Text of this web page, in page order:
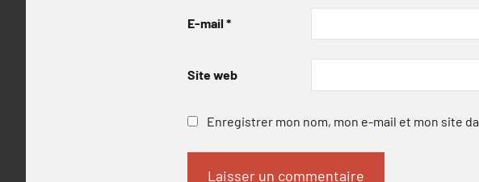
E-mail *
Site web
Enregistrer mon nom, mon e-mail et mon site